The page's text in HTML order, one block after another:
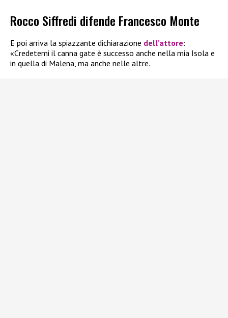
Rocco Siffredi difende Francesco Monte
E poi arriva la spiazzante dichiarazione dell’attore:
«Credetemi il canna gate è successo anche nella mia Isola e
in quella di Malena, ma anche nelle altre.